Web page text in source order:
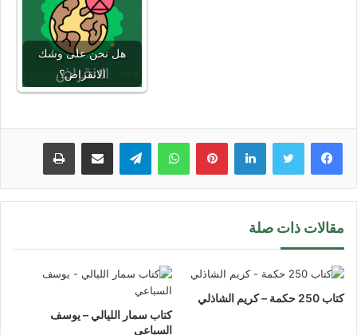
هل نحن على وشك
الانقراض؟
لينكدإن بينتيريستواتساب تيلقرام مشاركة عبر البريد طباعة
مقالات ذات صلة
كتاب 250 حكمة – كريم الشاذلي
كتاب سمار الليالي – يوسف
السباعي